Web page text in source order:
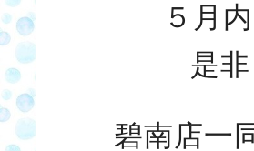
５月
是
碧南店一